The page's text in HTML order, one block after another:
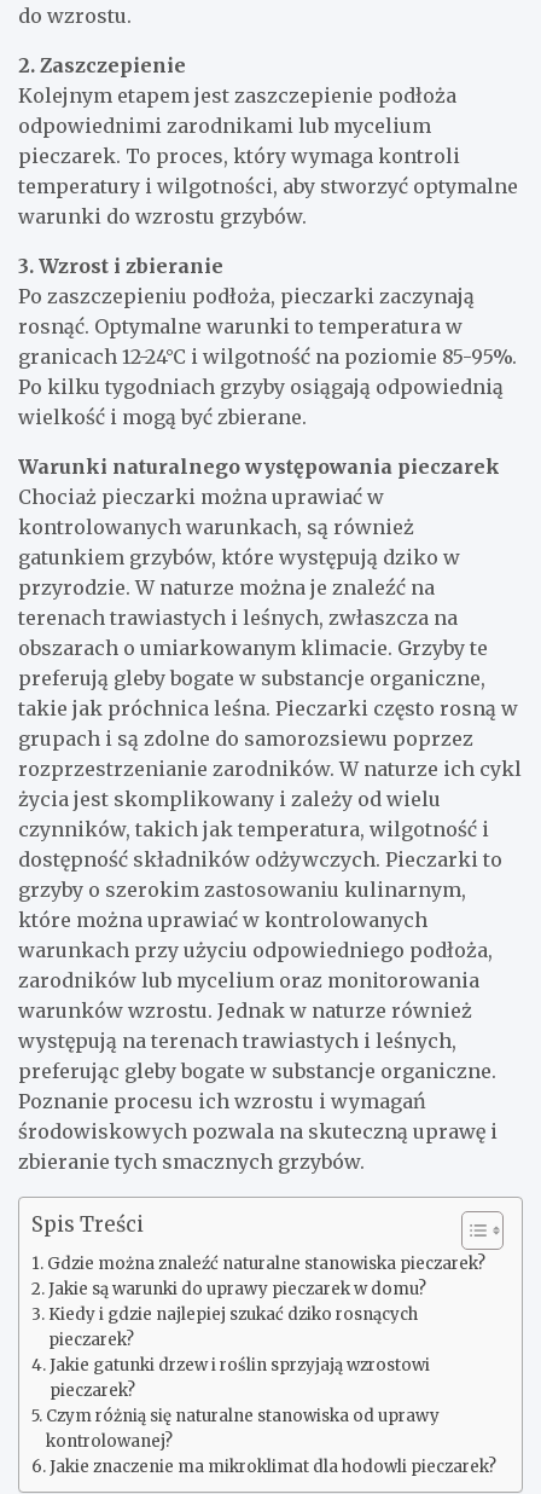
do wzrostu.
2. Zaszczepienie
Kolejnym etapem jest zaszczepienie podłoża
odpowiednimi zarodnikami lub mycelium
pieczarek. To proces, który wymaga kontroli
temperatury i wilgotności, aby stworzyć optymalne
warunki do wzrostu grzybów.
3. Wzrost i zbieranie
Po zaszczepieniu podłoża, pieczarki zaczynają
rosnąć. Optymalne warunki to temperatura w
granicach 12-24°C i wilgotność na poziomie 85-95%.
Po kilku tygodniach grzyby osiągają odpowiednią
wielkość i mogą być zbierane.
Warunki naturalnego występowania pieczarek
Chociaż pieczarki można uprawiać w
kontrolowanych warunkach, są również
gatunkiem grzybów, które występują dziko w
przyrodzie. W naturze można je znaleźć na
terenach trawiastych i leśnych, zwłaszcza na
obszarach o umiarkowanym klimacie. Grzyby te
preferują gleby bogate w substancje organiczne,
takie jak próchnica leśna. Pieczarki często rosną w
grupach i są zdolne do samorozsiewu poprzez
rozprzestrzenianie zarodników. W naturze ich cykl
życia jest skomplikowany i zależy od wielu
czynników, takich jak temperatura, wilgotność i
dostępność składników odżywczych. Pieczarki to
grzyby o szerokim zastosowaniu kulinarnym,
które można uprawiać w kontrolowanych
warunkach przy użyciu odpowiedniego podłoża,
zarodników lub mycelium oraz monitorowania
warunków wzrostu. Jednak w naturze również
występują na terenach trawiastych i leśnych,
preferując gleby bogate w substancje organiczne.
Poznanie procesu ich wzrostu i wymagań
środowiskowych pozwala na skuteczną uprawę i
zbieranie tych smacznych grzybów.
Spis Treści
Gdzie można znaleźć naturalne stanowiska pieczarek?
Jakie są warunki do uprawy pieczarek w domu?
Kiedy i gdzie najlepiej szukać dziko rosnących
pieczarek?
Jakie gatunki drzew i roślin sprzyjają wzrostowi
pieczarek?
Czym różnią się naturalne stanowiska od uprawy
kontrolowanej?
Jakie znaczenie ma mikroklimat dla hodowli pieczarek?